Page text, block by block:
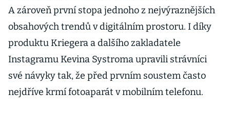
A zároveň první stopa jednoho z nejvýraznějších
obsahových trendů v digitálním prostoru. I díky
produktu Kriegera a dalšího zakladatele
Instagramu Kevina Systroma upravili strávníci
své návyky tak, že před prvním soustem často
nejdříve krmí fotoaparát v mobilním telefonu.